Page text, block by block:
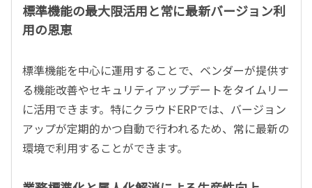
標準機能の最大限活用と常に最新バージョン利
用の恩恵
標準機能を中心に運用することで、ベンダーが提供す
る機能改善やセキュリティアップデートをタイムリー
に活用できます。特にクラウドERPでは、バージョン
アップが定期的かつ自動で行われるため、常に最新の
環境で利用することができます。